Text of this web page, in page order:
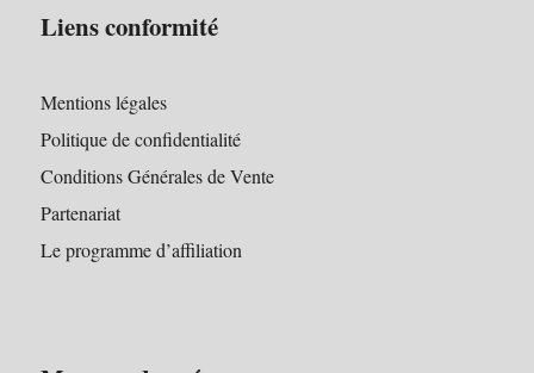
Liens conformité
Mentions légales
Politique de confidentialité
Conditions Générales de Vente
Partenariat
Le programme d’affiliation